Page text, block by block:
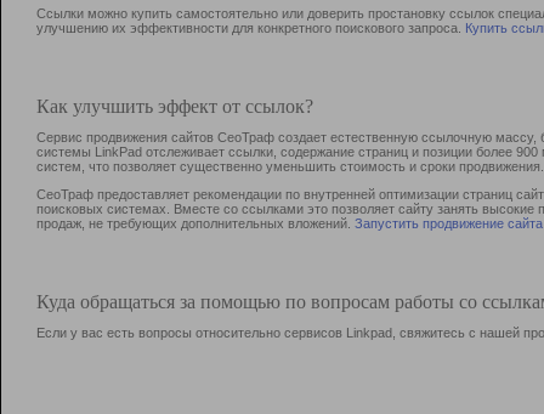
Ссылки можно купить самостоятельно или доверить простановку ссылок
улучшению их эффективности для конкретного поискового запроса. Купить
Как улучшить эффект от ссылок?
Сервис продвижения сайтов СеоТраф создает естественную ссылочную
системы LinkPad отслеживает ссылки, содержание страниц и позиции более
систем, что позволяет существенно уменьшить стоимость и сроки продвижения.
СеоТраф предоставляет рекомендации по внутренней оптимизации страниц
поисковых системах. Вместе со ссылками это позволяет сайту занять
продаж, не требующих дополнительных вложений. Запустить продвижение сайта
Куда обращаться за помощью по вопросам работы со
Если у вас есть вопросы относительно сервисов Linkpad, свяжитесь с нашей